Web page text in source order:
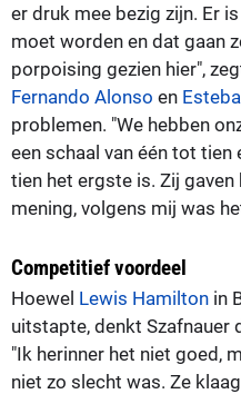
er druk mee bezig zijn. Er
moet worden en dat gaan
porpoising gezien hier",
Fernando Alonso en
problemen. "We hebben
een schaal van één tot tien
tien het ergste is. Zij gaven
mening, volgens mij was
Competitief voordeel
Hoewel Lewis Hamilton in
uitstapte, denkt Szafnauer
"Ik herinner het niet goed,
niet zo slecht was. Ze